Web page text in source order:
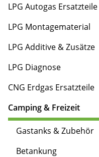
LPG Autogas Ersatzteile
LPG Montagematerial
LPG Additive & Zusätze
LPG Diagnose
CNG Erdgas Ersatzteile
Camping & Freizeit
Gastanks & Zubehör
Betankung